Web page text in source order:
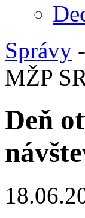
Správy -
MŽP
Deň